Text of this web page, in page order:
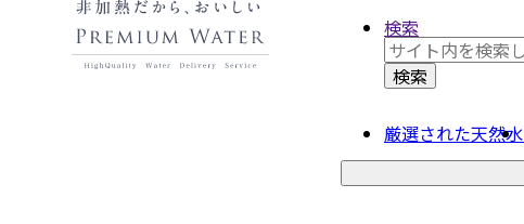
厳選された天然水
検索